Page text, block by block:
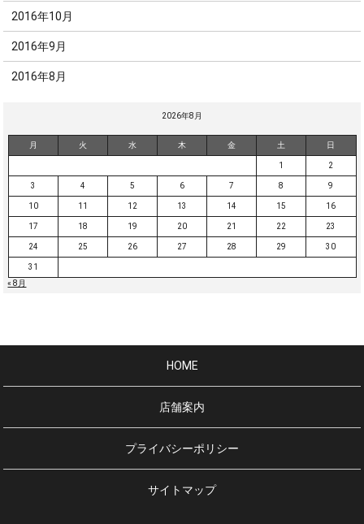
2016年10月
2016年9月
2016年8月
2026年8月
月 火 水 木 金 土 日
1 2
3 4 5 6 7 8 9
10 11 12 13 14 15 16
17 18 19 20 21 22 23
24 25 26 27 28 29 30
31
« 8月
HOME
店舗案内
プライバシーポリシー
サイトマップ